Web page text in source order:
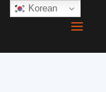
Korean